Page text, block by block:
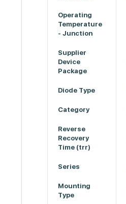
Operating
Temperature
- Junction
Supplier
Device
Package
Diode Type
Category
Reverse
Recovery
Time (trr)
Series
Mounting
Type